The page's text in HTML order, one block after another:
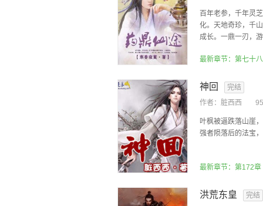
百年老参，千年灵
化。天地奇珍，千
成长。一鼎一刃，
最新章节：第七十
神回
完结
作者： 脏西西
叶枫被逼跌落山崖
强者陨落后的法宝
最新章节：第172
洪荒东皇
完结